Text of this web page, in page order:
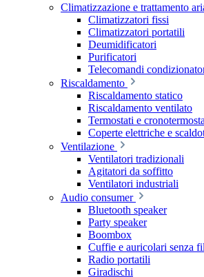
Climatizzazione e trattamento
Climatizzatori fissi
Climatizzatori portatili
Deumidificatori
Purificatori
Telecomandi
Riscaldamento
Riscaldamento statico
Riscaldamento ventilato
Termostati e
Coperte elettriche e
Ventilazione
Ventilatori tradizionali
Agitatori da soffitto
Ventilatori industriali
Audio consumer
Bluetooth speaker
Party speaker
Boombox
Cuffie e auricolari senza
Radio portatili
Giradischi